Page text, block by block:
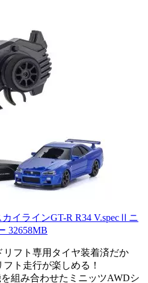
イラインGT-R R34 V.specⅡニ
32658MB
リフト専用タイヤ装着済だか
ト走行が楽しめる！
を組み合わせたミニッツAWDシ